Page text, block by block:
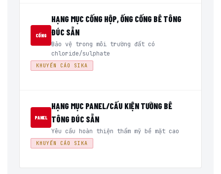
CỐNG
HẠNG MỤC CỐNG HỘP, ỐNG CỐNG BÊ TÔNG
ĐÚC SẴN
Bảo vệ trong môi trường đất có
chloride/sulphate
KHUYẾN CÁO SIKA
PANEL
HẠNG MỤC PANEL/CẤU KIỆN TƯỜNG BÊ
TÔNG ĐÚC SẴN
Yêu cầu hoàn thiện thẩm mỹ bề mặt cao
KHUYẾN CÁO SIKA